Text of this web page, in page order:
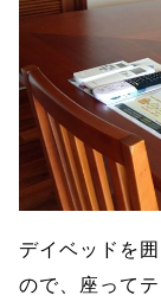
デイベッドを
ので、座って